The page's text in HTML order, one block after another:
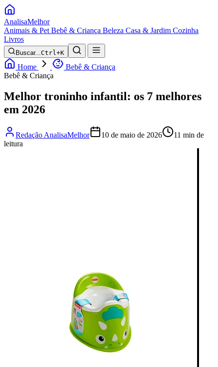
AnalisaMelhor
Animais & Pet Bebê & Criança Beleza Casa & Jardim Cozinha
Livros
Buscar...Ctrl+K
Home
Bebê & Criança
Bebê & Criança
Melhor troninho infantil: os 7 melhores
em 2026
Redação AnalisaMelhor 10 de maio de 2026
11 min de
leitura